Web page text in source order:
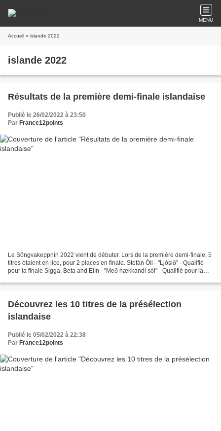
MENU
Accueil » islande 2022
islande 2022
Résultats de la première demi-finale islandaise
Publié le 26/02/2022 à 23:50
Par France12points
Le Söngvakeppnin 2022 vient de débuter. Lors de la première demi-finale, 5
titres étaient en lice, pour 2 places en finale. Stefán Óli - "Ljósið" - Qualifié
pour la finale Sigga, Beta and Elín - "Með hækkandi sól" - Qualifié pour la
Découvrez les 10 titres de la présélection
islandaise
Publié le 05/02/2022 à 22:38
Par France12points